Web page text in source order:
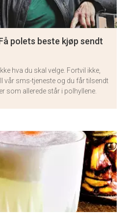
polets beste kjøp sendt
hva du skal velge. Fortvil ikke,
vår sms-tjeneste og du får tilsendt
som allerede står i polhyllene.